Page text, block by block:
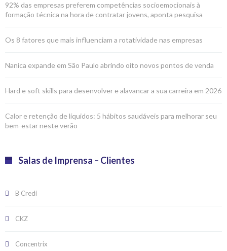
92% das empresas preferem competências socioemocionais à
formação técnica na hora de contratar jovens, aponta pesquisa
Os 8 fatores que mais influenciam a rotatividade nas empresas
Nanica expande em São Paulo abrindo oito novos pontos de venda
Hard e soft skills para desenvolver e alavancar a sua carreira em 2026
Calor e retenção de líquidos: 5 hábitos saudáveis para melhorar seu
bem-estar neste verão
Salas de Imprensa – Clientes
B Credi
CKZ
Concentrix